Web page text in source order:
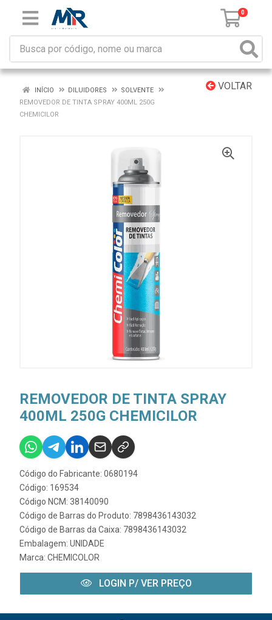
0
VOLTAR
INÍCIO DILUIDORES
SOLVENTE
REMOVEDOR DE TINTA SPRAY 400ML 250G
CHEMICILOR
REMOVEDOR DE TINTA SPRAY
400ML 250G CHEMICILOR
Código do Fabricante: 0680194
Código: 169534
Código NCM: 38140090
Código de Barras do Produto: 7898436143032
Código de Barras da Caixa: 7898436143032
Embalagem: UNIDADE
Marca: CHEMICOLOR
LOGIN P/ VER PREÇO